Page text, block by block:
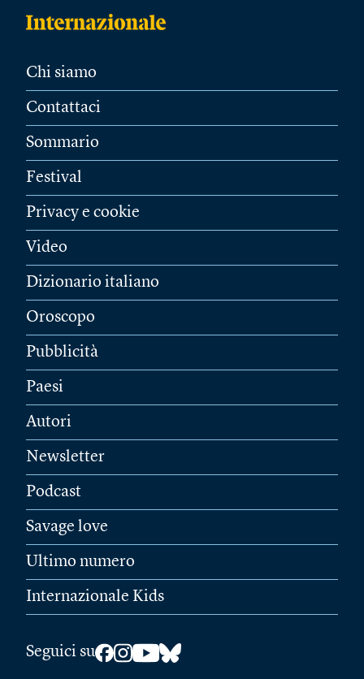
Chi siamo
Contattaci
Sommario
Festival
Privacy e cookie
Video
Dizionario italiano
Oroscopo
Pubblicità
Paesi
Autori
Newsletter
Podcast
Savage love
Ultimo numero
Internazionale Kids
Seguici su